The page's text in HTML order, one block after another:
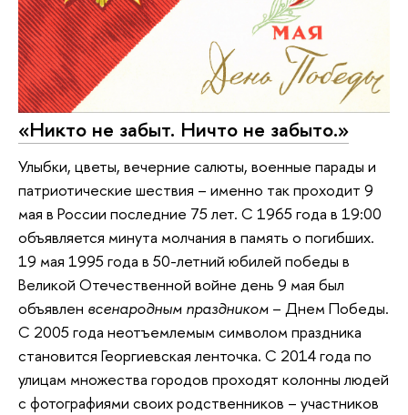
«Никто не забыт. Ничто не забыто.»
Улыбки, цветы, вечерние салюты, военные парады и
патриотические шествия – именно так проходит 9
мая в России последние 75 лет. С 1965 года в 19:00
объявляется минута молчания в память о погибших.
19 мая 1995 года в 50-летний юбилей победы в
Великой Отечественной войне день 9 мая был
объявлен всенародным праздником – Днем Победы.
С 2005 года неотъемлемым символом праздника
становится Георгиевская ленточка. С 2014 года по
улицам множества городов проходят колонны людей
с фотографиями своих родственников – участников